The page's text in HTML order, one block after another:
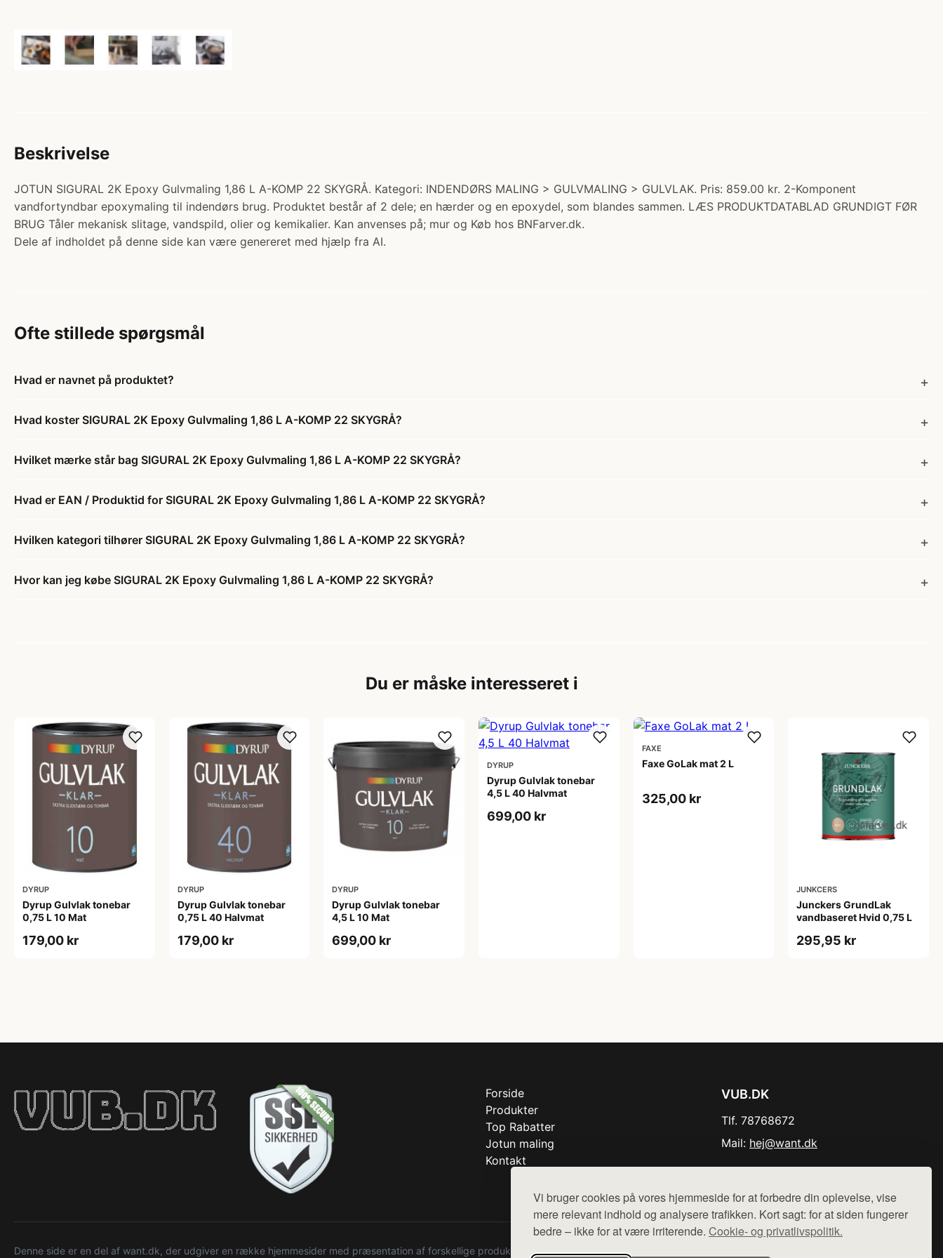
Vi bruger cookies på vores hjemmeside for at forbedre din oplevelse, vise
mere relevant indhold og analysere trafikken. Kort sagt: for at siden fungerer
bedre – ikke for at være irriterende. Cookie- og privatlivspolitik.
Beskrivelse
JOTUN SIGURAL 2K Epoxy Gulvmaling 1,86 L A-KOMP 22 SKYGRÅ. Kategori: INDENDØRS MALING > GULVMALING > GULVLAK. Pris: 859.00 kr. 2-Komponent
vandfortyndbar epoxymaling til indendørs brug. Produktet består af 2 dele; en hærder og en epoxydel, som blandes sammen. LÆS PRODUKTDATABLAD GRUNDIGT FØR
BRUG Tåler mekanisk slitage, vandspild, olier og kemikalier. Kan anvenses på; mur og Køb hos BNFarver.dk.
Dele af indholdet på denne side kan være genereret med hjælp fra AI.
Ofte stillede spørgsmål
Hvad er navnet på produktet?
Hvad koster SIGURAL 2K Epoxy Gulvmaling 1,86 L A-KOMP 22 SKYGRÅ?
Hvilket mærke står bag SIGURAL 2K Epoxy Gulvmaling 1,86 L A-KOMP 22 SKYGRÅ?
Hvad er EAN / Produktid for SIGURAL 2K Epoxy Gulvmaling 1,86 L A-KOMP 22 SKYGRÅ?
Hvilken kategori tilhører SIGURAL 2K Epoxy Gulvmaling 1,86 L A-KOMP 22 SKYGRÅ?
Hvor kan jeg købe SIGURAL 2K Epoxy Gulvmaling 1,86 L A-KOMP 22 SKYGRÅ?
Du er måske interesseret i
DYRUP
Dyrup Gulvlak tonebar
0,75 L 10 Mat
179,00 kr
DYRUP
Dyrup Gulvlak tonebar
0,75 L 40 Halvmat
179,00 kr
DYRUP
Dyrup Gulvlak tonebar
4,5 L 10 Mat
699,00 kr
DYRUP
Dyrup Gulvlak tonebar
4,5 L 40 Halvmat
699,00 kr
FAXE
Faxe GoLak mat 2 L
325,00 kr
JUNKCERS
Junckers GrundLak
vandbaseret Hvid 0,75 L
295,95 kr
Forside
Produkter
Top Rabatter
Jotun maling
Kontakt
VUB.DK
Tlf. 78768672
Mail: hej@want.dk
Denne side er en del af want.dk, der udgiver en række hjemmesider med præsentation af forskellige produkter fra diverse webshops. Der sælges ikke varer fra denne side - vi henviser til de shops,